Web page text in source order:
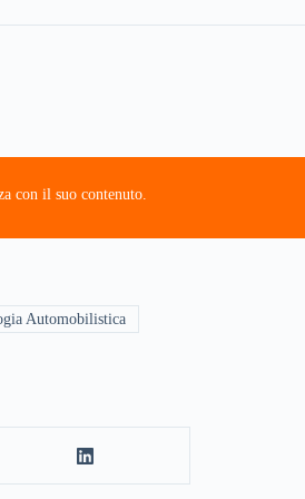
con il suo contenuto.
Automobilistica